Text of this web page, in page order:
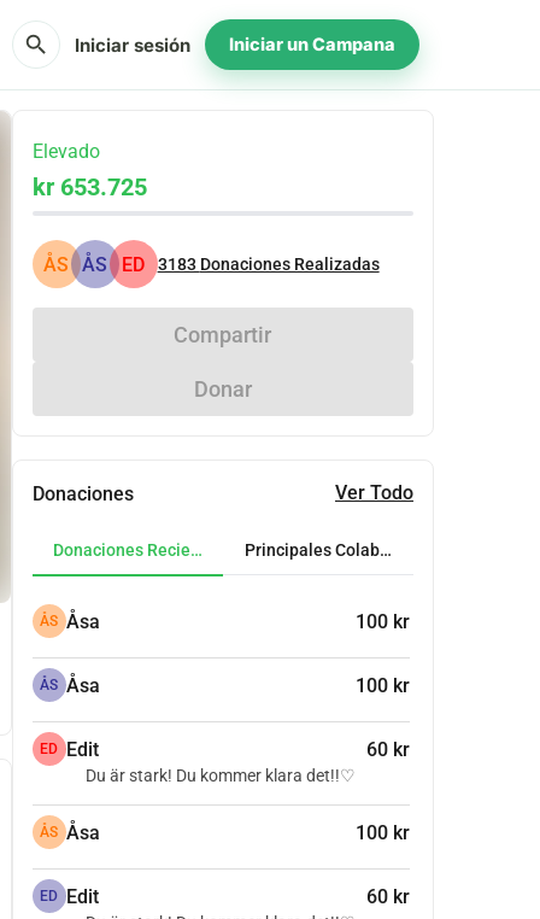
search Iniciar sesión Iniciar un Campana
Elevado
kr 653.725
ÅS ÅS ED 3183 Donaciones Realizadas
Compartir
Donar
Donaciones Ver Todo
Donaciones Recientes Principales Colaboradores
ÅS Åsa 100 kr
ÅS Åsa 100 kr
ED Edit 60 kr
Du är stark! Du kommer klara det!!♡
ÅS Åsa 100 kr
ED Edit 60 kr